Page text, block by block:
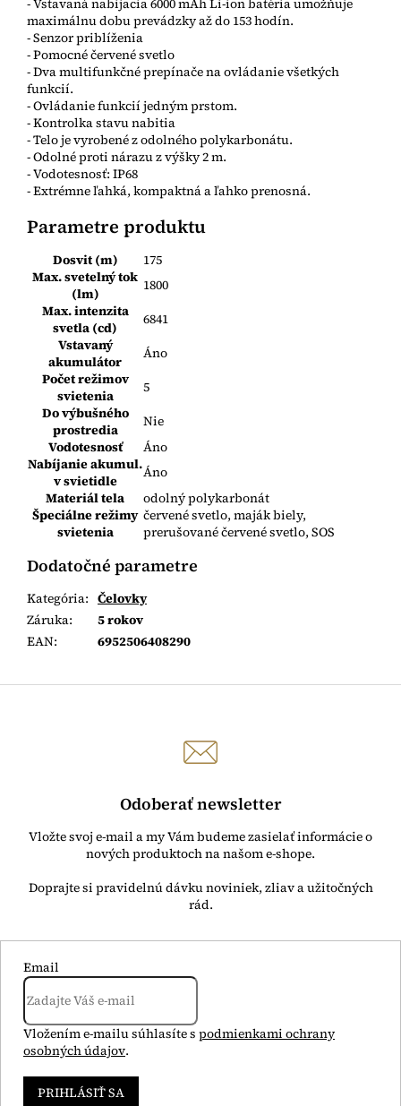
maximálnu dobu prevádzky až do 153 hodín.
- Senzor priblíženia
- Pomocné červené svetlo
- Dva multifunkčné prepínače na ovládanie všetkých
funkcií.
- Ovládanie funkcií jedným prstom.
- Kontrolka stavu nabitia
- Telo je vyrobené z odolného polykarbonátu.
- Odolné proti nárazu z výšky 2 m.
- Vodotesnosť: IP68
- Extrémne ľahká, kompaktná a ľahko prenosná.
Parametre produktu
Dosvit (m)
175
Max. svetelný tok
(lm)
1800
Max. intenzita
svetla (cd)
6841
Vstavaný
akumulátor
Áno
Počet režimov
svietenia
5
Do výbušného
prostredia
Nie
Vodotesnosť
Áno
Nabíjanie akumul.
v svietidle
Áno
Materiál tela
odolný polykarbonát
Špeciálne režimy
svietenia
červené svetlo, maják biely,
prerušované červené svetlo, SOS
Dodatočné parametre
Kategória: Čelovky
Záruka:
5 rokov
EAN: 6952506408290
Odoberať newsletter
Vložte svoj e-mail a my Vám budeme zasielať informácie o
nových produktoch na našom e-shope.
Email
Vložením e-mailu súhlasíte s podmienkami ochrany
osobných údajov.
PRIHLÁSIŤ SA